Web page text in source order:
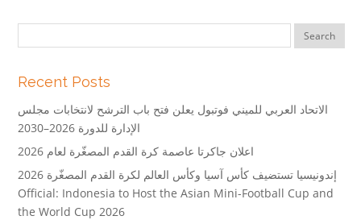
Recent Posts
الاتحاد العربي للميني فوتبول يعلن فتح باب الترشح لانتخابات مجلس
الإدارة للدورة 2026–2030
اعلان جاكرتا عاصمة كرة القدم المصغّرة لعام 2026
إندونيسيا تستضيف كأس آسيا وكأس العالم لكرة القدم المصغّرة 2026
Official: Indonesia to Host the Asian Mini-Football Cup and
the World Cup 2026